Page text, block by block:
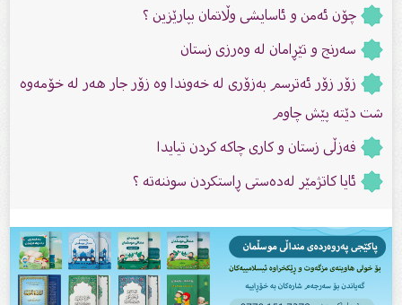
چۆن ئەمن و ئاسایشی وڵاتمان بپارێزین ؟
سەرنج و تێڕامان لە وەرزی زستان
زۆر زۆر ئەترسم بەزۆرى لە خەوندا وە زۆر جار هەر لە خۆمەوە
شت دێتە پێش چاوم
فەزڵی زستان و کاری چاکە کردن تیایدا
ئایا کاتژمێر لەدەستی ڕاستکردن سوننەتە ؟